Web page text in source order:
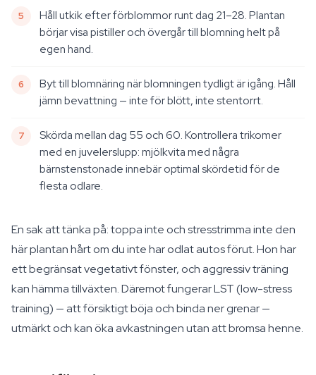
Håll utkik efter förblommor runt dag 21–28. Plantan
börjar visa pistiller och övergår till blomning helt på
egen hand.
Byt till blomnäring när blomningen tydligt är igång. Håll
jämn bevattning — inte för blött, inte stentorrt.
Skörda mellan dag 55 och 60. Kontrollera trikomer
med en juvelerslupp: mjölkvita med några
bärnstenstonade innebär optimal skördetid för de
flesta odlare.
En sak att tänka på: toppa inte och stresstrimma inte den
här plantan hårt om du inte har odlat autos förut. Hon har
ett begränsat vegetativt fönster, och aggressiv träning
kan hämma tillväxten. Däremot fungerar LST (low-stress
training) — att försiktigt böja och binda ner grenar —
utmärkt och kan öka avkastningen utan att bromsa henne.